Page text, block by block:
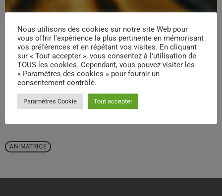
ANIMATRICE
Nous utilisons des cookies sur notre site Web pour
vous offrir l'expérience la plus pertinente en mémorisant
vos préférences et en répétant vos visites. En cliquant
sur « Tout accepter », vous consentez à l'utilisation de
TOUS les cookies. Cependant, vous pouvez visiter les
« Paramètres des cookies » pour fournir un
consentement contrôlé.
Paramètres Cookie Tout accepter